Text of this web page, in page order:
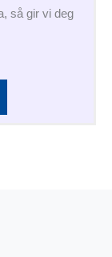
så gir vi deg